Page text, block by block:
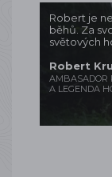
Robert je
běhů. Za
světových
Robert
AMBASADOR
A LEGENDA